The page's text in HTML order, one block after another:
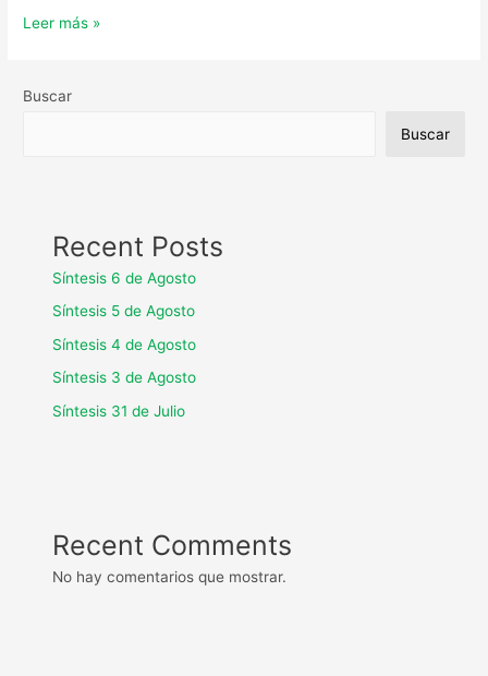
Leer más »
Buscar
Buscar
Recent Posts
Síntesis 6 de Agosto
Síntesis 5 de Agosto
Síntesis 4 de Agosto
Síntesis 3 de Agosto
Síntesis 31 de Julio
Recent Comments
No hay comentarios que mostrar.